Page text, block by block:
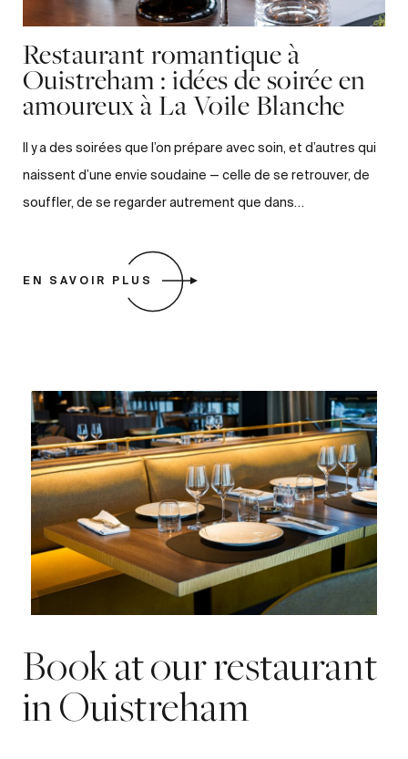
Restaurant romantique à
Ouistreham : idées de soirée en
amoureux à La Voile Blanche
Il y a des soirées que l’on prépare avec soin, et d’autres qui
naissent d’une envie soudaine — celle de se retrouver, de
souffler, de se regarder autrement que dans…
EN SAVOIR PLUS
Book at our restaurant
in Ouistreham